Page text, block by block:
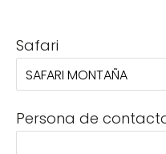
Safari
Persona de